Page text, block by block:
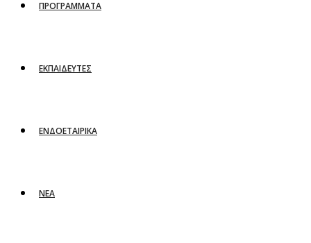
ΠΡΟΓΡΑΜΜΑΤΑ
ΕΚΠΑΙΔΕΥΤΕΣ
ΕΝΔΟΕΤΑΙΡΙΚΑ
ΝΕΑ